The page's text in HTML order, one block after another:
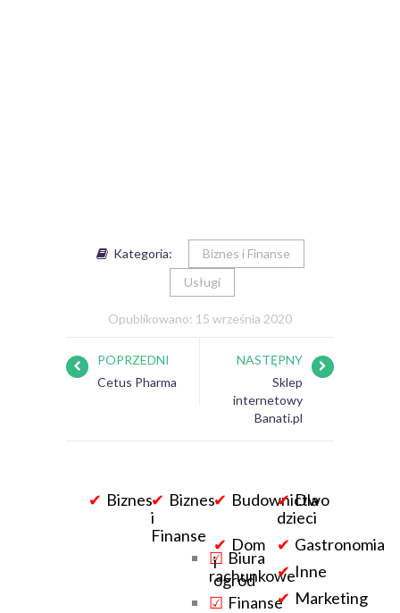
Kategoria:
Biznes i Finanse
Usługi
Opublikowano: 15 września 2020
POPRZEDNI
Cetus Pharma
NASTĘPNY
Sklep
internetowy
Banati.pl
Biznes
Biznes
i
Finanse
Biura
rachunkowe
Finanse
Budownictwo
Dla
dzieci
Dom
i
ogród
Gastronomia
Inne
Marketing